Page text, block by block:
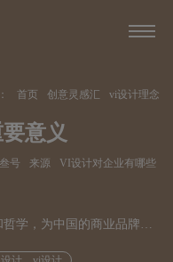
首页 创意灵感汇
vi设计理念
意义
号 来源
VI设计对企业有哪些
学，为中国的商业品牌发